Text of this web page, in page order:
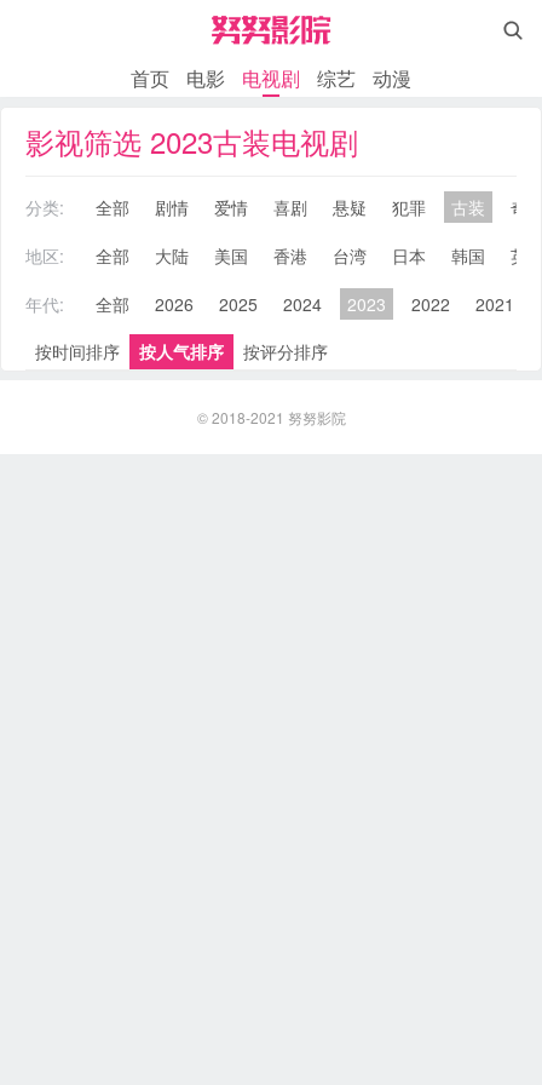

首页 电影 电视剧 综艺 动漫
影视筛选 2023古装电视剧
分类: 全部 剧情 爱情 喜剧 悬疑 犯罪 古装
奇
地区:
全部 大陆 美国 香港 台湾 日本 韩国
英
年代:
全部 2026 2025 2024 2023 2022 2021
按时间排序
按人气排序 按评分排序
© 2018-2021 努努影院